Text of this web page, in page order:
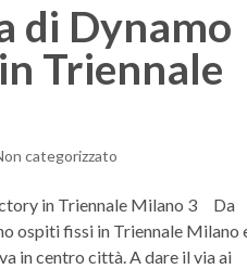
di Dynamo
Triennale
categorizzato
in Triennale Milano 3 Da
ospiti fissi in Triennale Milano
in centro città. A dare il via ai